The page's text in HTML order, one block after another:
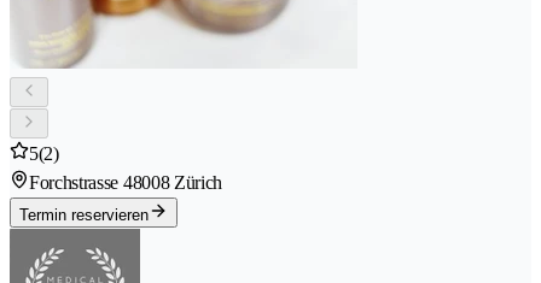
5(2)
Forchstrasse 48008 Zürich
Termin reservieren